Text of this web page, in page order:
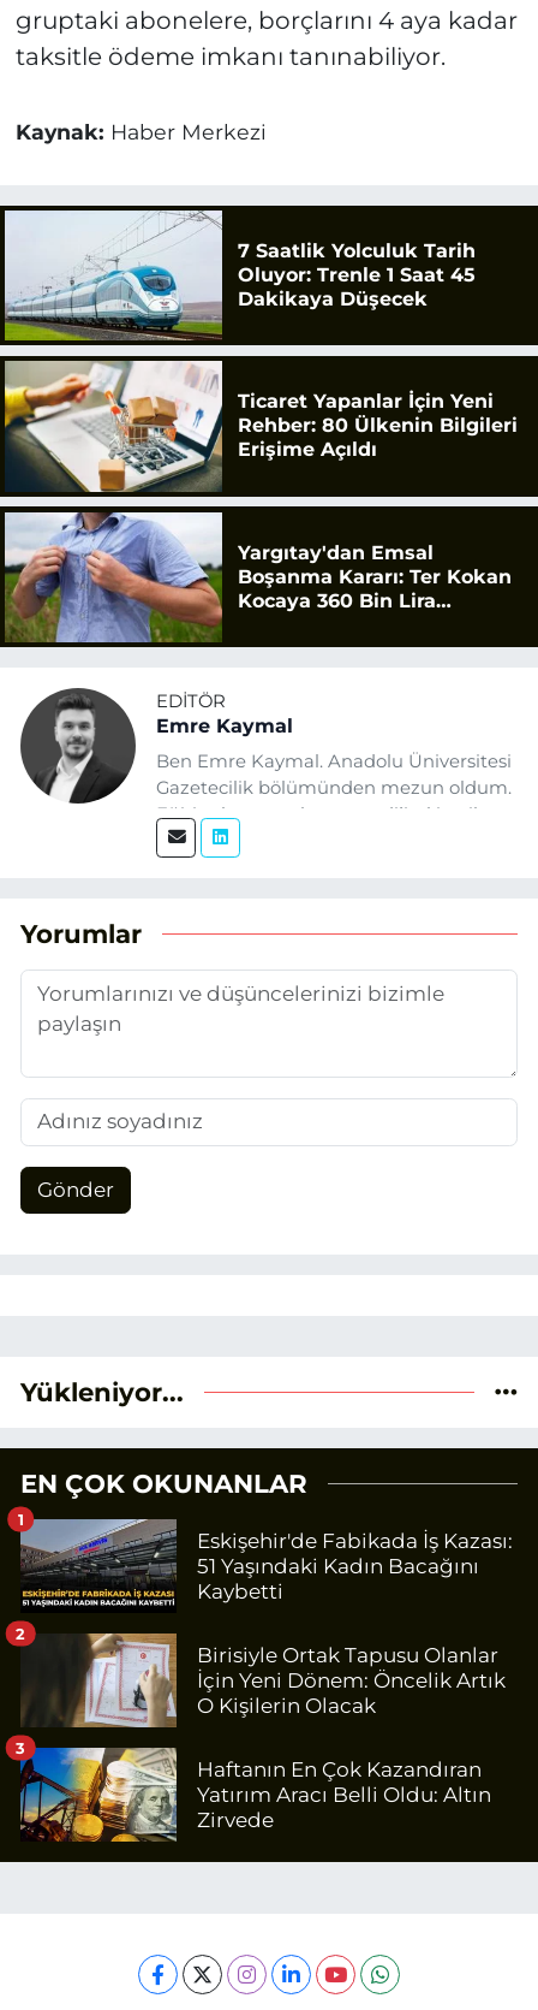
gruptaki abonelere, borçlarını 4 aya kadar
taksitle ödeme imkanı tanınabiliyor.
Kaynak: Haber Merkezi
7 Saatlik Yolculuk Tarih
Oluyor: Trenle 1 Saat 45
Dakikaya Düşecek
Ticaret Yapanlar İçin Yeni
Rehber: 80 Ülkenin Bilgileri
Erişime Açıldı
Yargıtay'dan Emsal
Boşanma Kararı: Ter Kokan
Kocaya 360 Bin Lira
EDITÖR
Emre Kaymal
Ben Emre Kaymal. Anadolu Üniversitesi
Gazetecilik bölümünden mezun oldum.
Eğitim hayatım boyunca dijital içerik
üretimi ve arama motoru
temel alıyorum.
Yorumlar
Gönder
Yükleniyor...
EN ÇOK OKUNANLAR
Eskişehir'de Fabikada İş Kazası:
51 Yaşındaki Kadın Bacağını
Kaybetti
1
Birisiyle Ortak Tapusu Olanlar
İçin Yeni Dönem: Öncelik Artık
O Kişilerin Olacak
2
Haftanın En Çok Kazandıran
Yatırım Aracı Belli Oldu: Altın
Zirvede
3